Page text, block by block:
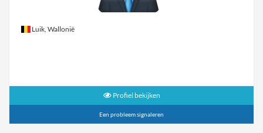
Luik, Wallonië
Profiel bekijken
Een probleem signaleren